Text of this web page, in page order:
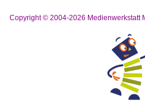
Copyright © 2004-2026 Medienwerkstatt